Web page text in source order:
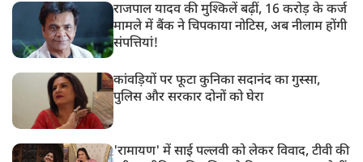
राजपाल यादव की मुश्किलें बढ़ीं, 16 करोड़ के कर्ज
मामले में बैंक ने चिपकाया नोटिस, अब नीलाम होंगी
संपत्तियां!
कांवड़ियों पर फूटा कुनिका सदानंद का गुस्सा,
पुलिस और सरकार दोनों को घेरा
'रामायण' में साई पल्लवी को लेकर विवाद, टीवी की